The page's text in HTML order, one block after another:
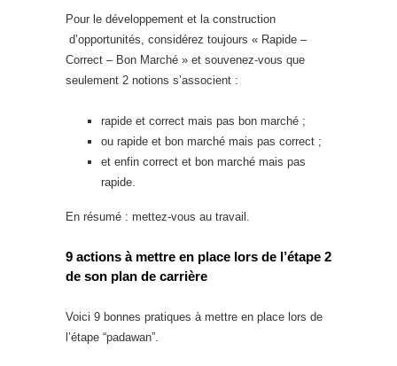
Pour le développement et la construction
d’opportunités, considérez toujours « Rapide –
Correct – Bon Marché » et souvenez-vous que
seulement 2 notions s’associent :
rapide et correct mais pas bon marché ;
ou rapide et bon marché mais pas correct ;
et enfin correct et bon marché mais pas
rapide.
En résumé : mettez-vous au travail.
9 actions à mettre en place lors de l’étape 2
de son plan de carrière
Voici 9 bonnes pratiques à mettre en place lors de
l’étape “padawan”.